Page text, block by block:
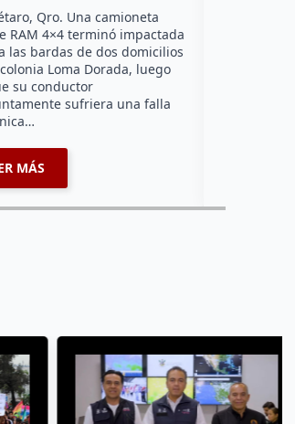
Qro. Una camioneta
RAM 4×4 terminó impactada
las bardas de dos domicilios
Loma Dorada, luego
su conductor
sufriera una falla
MÁS